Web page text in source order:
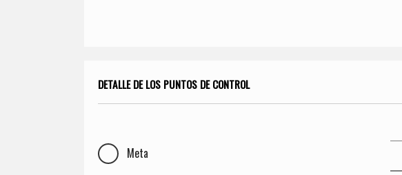
DETALLE DE LOS PUNTOS DE CONTROL
Meta